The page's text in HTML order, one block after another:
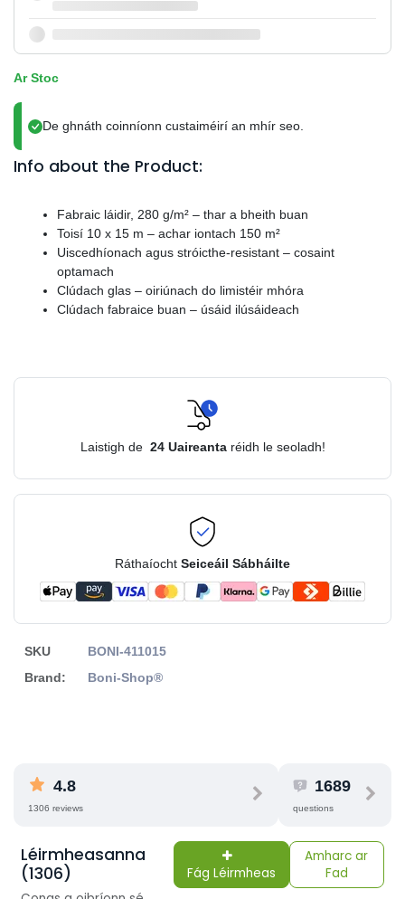
Ar Stoc
De ghnáth coinníonn custaiméirí an mhír seo.
Info about the Product:
Fabraic láidir, 280 g/m² – thar a bheith buan
Toisí 10 x 15 m – achar iontach 150 m²
Uiscedhíonach agus stróicthe-resistant – cosaint
optamach
Clúdach glas – oiriúnach do limistéir mhóra
Clúdach fabraice buan – úsáid ilúsáideach
Laistigh de 24 Uaireanta réidh le seoladh!
Ráthaíocht Seiceáil Sábháilte
SKU
BONI-411015
Brand:
Boni-Shop®
4.8
1306 reviews
1689
questions
Léirmheasanna
(1306)
Fág Léirmheas
Amharc ar
Fad